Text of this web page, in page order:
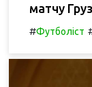
матчу
#Футболіст